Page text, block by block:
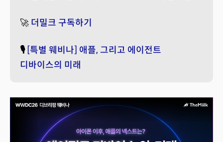
🚀 더밀크 구독하기
🎙️[특별 웨비나] 애플, 그리고 에이전트
디바이스의 미래